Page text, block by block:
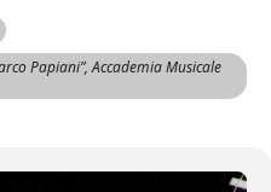
Papiani”, Accademia Musicale